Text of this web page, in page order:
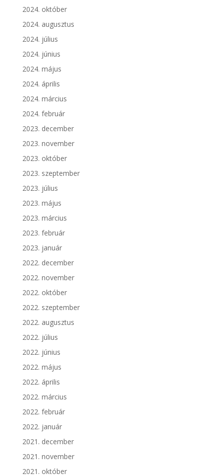
2024. október
2024. augusztus
2024. július
2024. június
2024. május
2024. április
2024. március
2024. február
2023. december
2023. november
2023. október
2023. szeptember
2023. július
2023. május
2023. március
2023. február
2023. január
2022. december
2022. november
2022. október
2022. szeptember
2022. augusztus
2022. július
2022. június
2022. május
2022. április
2022. március
2022. február
2022. január
2021. december
2021. november
2021. október